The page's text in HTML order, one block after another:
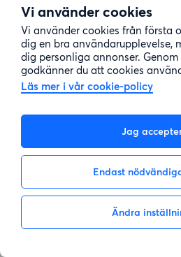
Vi använder cookies
Vi använder cookies från första
dig en bra användarupplevelse,
dig personliga annonser.
godkänner du att cookies
Läs mer i vår cookie-policy
Jag
Endast
Ändra